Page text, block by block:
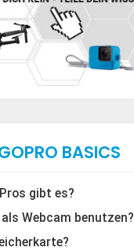
BASICS
gibt es?
als Webcam benutzen?